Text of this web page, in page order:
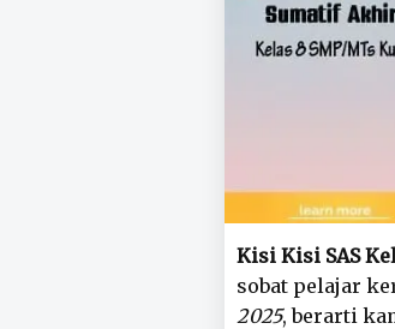
Kisi Kisi SAS
sobat pelajar
2025, berarti